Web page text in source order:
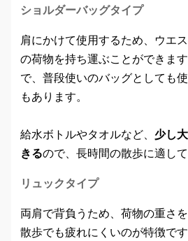
ショルダーバッグタイプ
肩にかけて使用するため、ウエ
の荷物を持ち運ぶことができま
で、普段使いのバッグとしても
もあります。
給水ボトルやタオルなど、 少し
きるので、長時間の散歩に適して
リュックタイプ
両肩で背負うため、荷物の重さ
散歩でも疲れにくいのが特徴で